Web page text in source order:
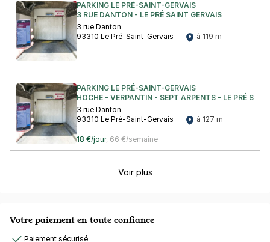
PARKING LE PRÉ-SAINT-GERVAIS
3 RUE DANTON - LE PRÉ SAINT GERVAIS
3 rue Danton
93310 Le Pré-Saint-Gervais
à 119 m
PARKING LE PRÉ-SAINT-GERVAIS
HOCHE - VERPANTIN - SEPT ARPENTS - LE PRÉ
3 rue Danton
93310 Le Pré-Saint-Gervais
à 127 m
18 €/jour, 66 €/semaine
Voir plus
Votre paiement en toute confiance
Paiement sécurisé